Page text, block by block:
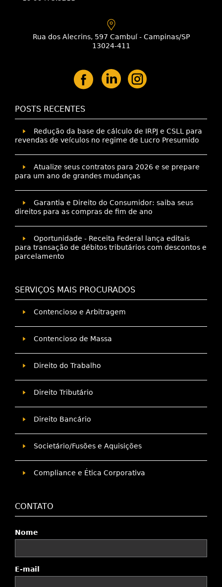
Rua dos Alecrins, 597 Cambuí - Campinas/SP
13024-411
POSTS RECENTES
Redução da base de cálculo de IRPJ e CSLL para
revendas de veículos no regime de Lucro Presumido
Atualize seus contratos para 2026 e se prepare
para um ano de grandes mudanças
Garantia e Direito do Consumidor: saiba seus
direitos para as compras de fim de ano
Oportunidade - Receita Federal lança editais
para transação de débitos tributários com descontos e
parcelamento
SERVIÇOS MAIS PROCURADOS
Contencioso e Arbitragem
Contencioso de Massa
Direito do Trabalho
Direito Tributário
Direito Bancário
Societário/Fusões e Aquisições
Compliance e Ética Corporativa
CONTATO
Nome
E-mail